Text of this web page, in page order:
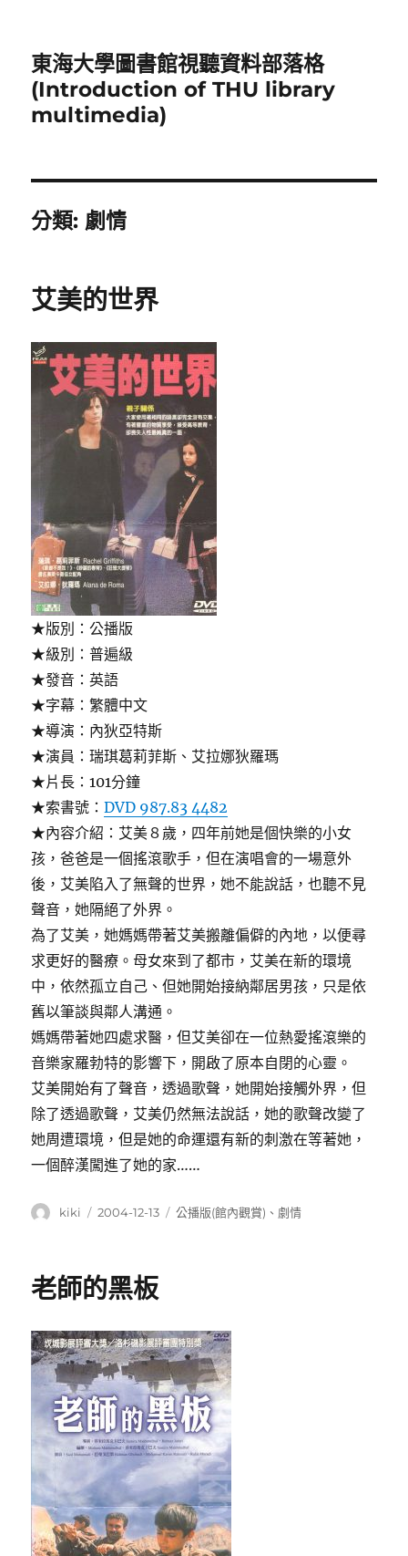
東海大學圖書館視聽資料部落格
(Introduction of THU library
multimedia)
分類: 劇情
艾美的世界
★版別：公播版
★級別：普遍級
★發音：英語
★字幕：繁體中文
★導演：內狄亞特斯
★演員：瑞琪葛莉菲斯、艾拉娜狄羅瑪
★片長：101分鐘
★索書號：DVD 987.83 4482
★內容介紹：艾美８歲，四年前她是個快樂的小女
孩，爸爸是一個搖滾歌手，但在演唱會的一場意外
後，艾美陷入了無聲的世界，她不能說話，也聽不見
聲音，她隔絕了外界。
為了艾美，她媽媽帶著艾美搬離偏僻的內地，以便尋
求更好的醫療。母女來到了都市，艾美在新的環境
中，依然孤立自己、但她開始接納鄰居男孩，只是依
舊以筆談與鄰人溝通。
媽媽帶著她四處求醫，但艾美卻在一位熱愛搖滾樂的
音樂家羅勃特的影響下，開啟了原本自閉的心靈。
艾美開始有了聲音，透過歌聲，她開始接觸外界，但
除了透過歌聲，艾美仍然無法說話，她的歌聲改變了
她周遭環境，但是她的命運還有新的刺激在等著她，
一個醉漢闖進了她的家……
作
kiki
發
2004-12-13
分
公播版(館內觀賞) 、 劇情
老師的黑板